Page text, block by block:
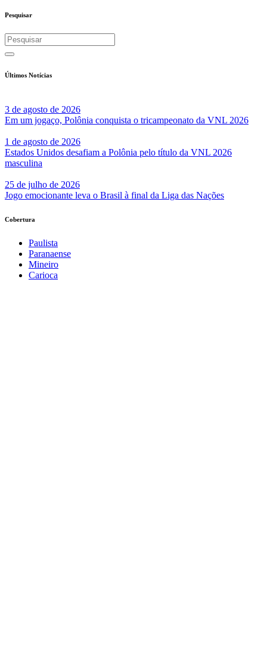
Pesquisar
Últimos Notícias
3 de agosto de 2026
Em um jogaço, Polônia conquista o tricampeonato da VNL 2026
1 de agosto de 2026
Estados Unidos desafiam a Polônia pelo título da VNL 2026
masculina
25 de julho de 2026
Jogo emocionante leva o Brasil à final da Liga das Nações
Cobertura
Paulista
Paranaense
Mineiro
Carioca